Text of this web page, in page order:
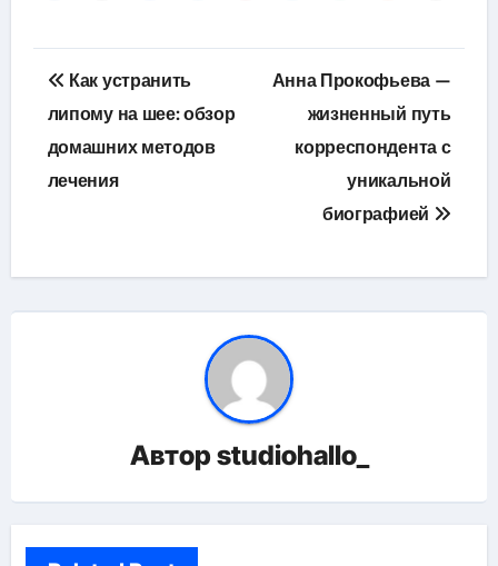
Навигация
по
записям
Как устранить
липому на шее: обзор
домашних методов
лечения
Анна Прокофьева —
жизненный путь
корреспондента с
уникальной
биографией
Авторstudiohallo_